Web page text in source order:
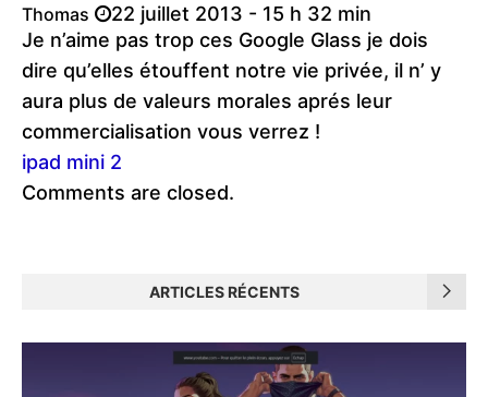
Thomas
22 juillet 2013 - 15 h 32 min
Je n’aime pas trop ces Google Glass je dois
dire qu’elles étouffent notre vie privée, il n’ y
aura plus de valeurs morales aprés leur
commercialisation vous verrez !
ipad mini 2
Comments are closed.
ARTICLES RÉCENTS